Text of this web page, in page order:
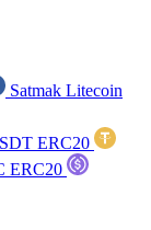
Satmak Litecoin
ERC20
ERC20